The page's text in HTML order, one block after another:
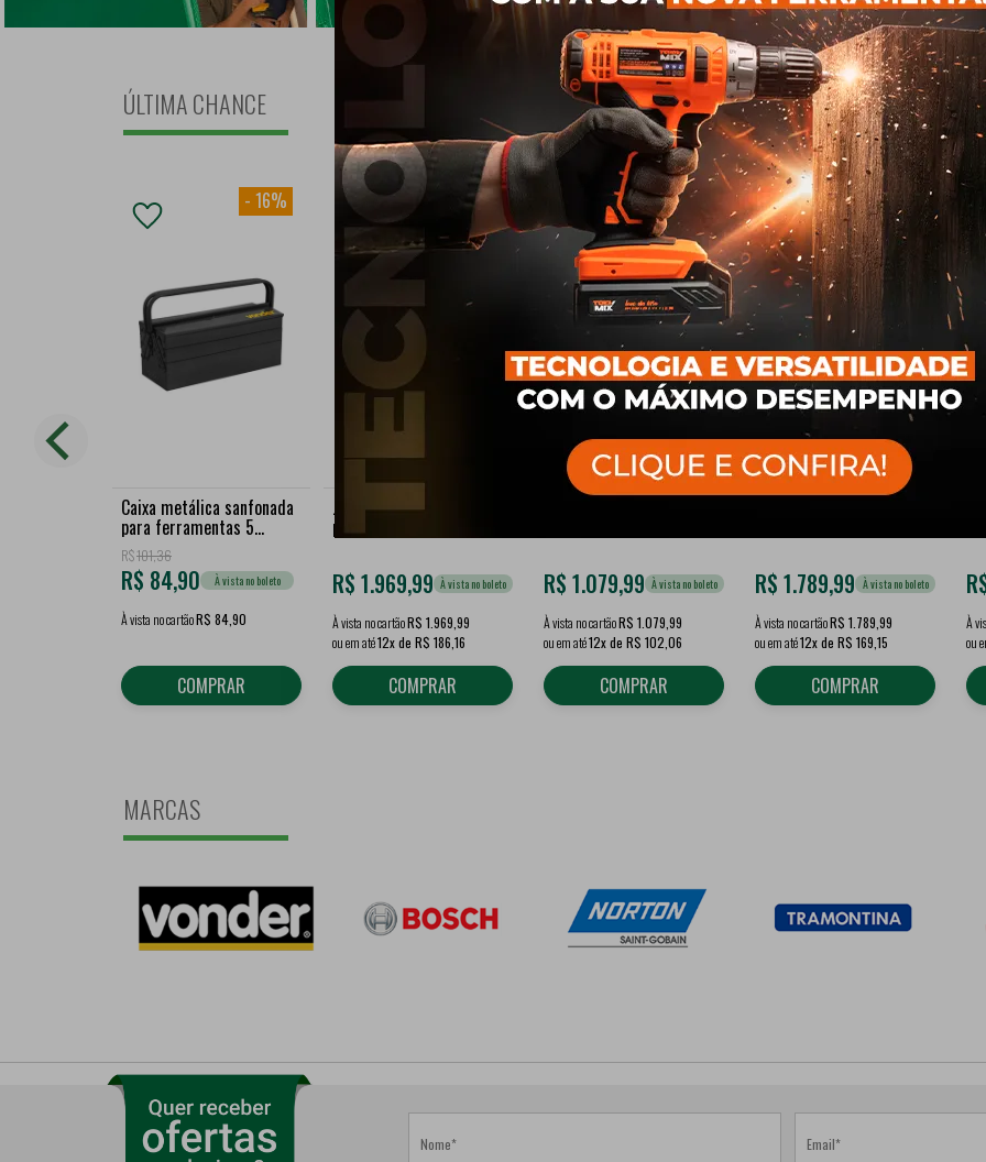
ÚLTIMA CHANCE
- 16%
Caixa metálica sanfonada
para ferramentas 5
gavetas
50cmx19cmx20cm
VONDER
R$101,36
R$ 84,90 À vista no boleto
À vista no cartãoR$ 84,90
COMPRAR
Jogo de ferramentas 178
peças 5000R 060.370 -
ROBUST
R$ 1.969,99 À vista no boleto
À vista no cartãoR$ 1.969,99
ou em até12x de R$ 186,16
COMPRAR
967796401 - Husqvarna
R$ 1.079,99 À vista no boleto
À vista no cartãoR$ 1.079,99
ou em até12x de R$ 102,06
COMPRAR
Ferro - VONDER
R$ 1.789,99 À vista no boleto
À vista no cartãoR$ 1.789,99
ou em até12x de R$ 169,15
COMPRAR
À
ou
MARCAS
Nome Email